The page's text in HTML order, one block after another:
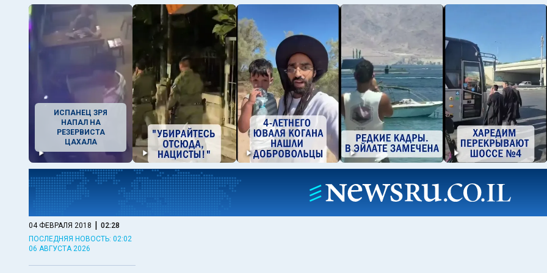
ИСПАНЕЦ ЗРЯ
НАПАЛ НА
РЕЗЕРВИСТА
ЦАХАЛА
04 ФЕВРАЛЯ 2018 | 02:28
ПОСЛЕДНЯЯ НОВОСТЬ: 02:02
06 АВГУСТА 2026